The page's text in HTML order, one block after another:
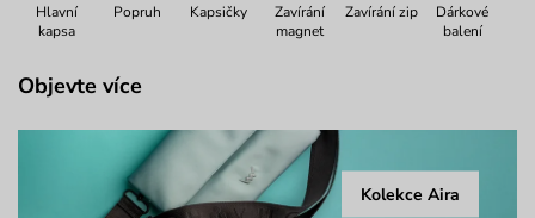
Hlavní
kapsa
Popruh Kapsičky
Zavírání
magnet
Zavírání zip
Dárkové
balení
Objevte více
Kolekce Aira